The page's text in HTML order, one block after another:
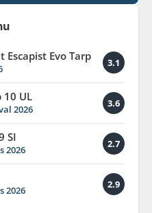
Escapist Evo Tarp 3.1
10 UL
2026
3.6
SI
2026
2.7
2026
2.9